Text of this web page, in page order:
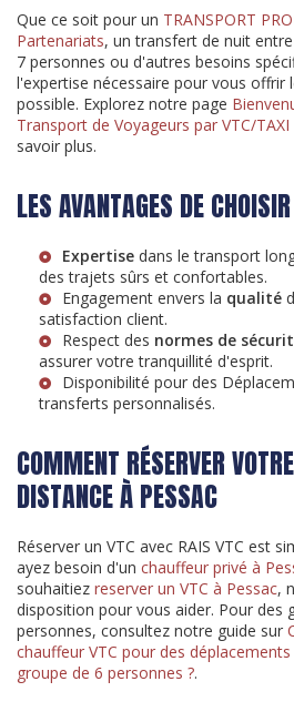
Que ce soit pour un TRANSPORT
Partenariats, un transfert de nuit
7 personnes ou d'autres besoins
l'expertise nécessaire pour vous offrir
possible. Explorez notre page
Transport de Voyageurs par VTC/
savoir plus.
LES AVANTAGES DE
Expertise dans le transport
des trajets sûrs et confortables.
Engagement envers la qualité
satisfaction client.
Respect des normes de
assurer votre tranquillité d'esprit.
Disponibilité pour des
transferts personnalisés.
COMMENT RÉSERVER
DISTANCE À PESSAC
Réserver un VTC avec RAIS VTC est
ayez besoin d'un chauffeur privé à
souhaitiez reserver un VTC à Pessac,
disposition pour vous aider. Pour des
personnes, consultez notre guide sur
chauffeur VTC pour des
groupe de 6 personnes ?.